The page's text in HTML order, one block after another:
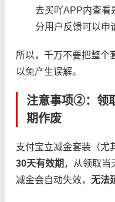
去买吖APP内查看
分用户反馈可以申
所以，千万不要把整个
以免产生误解。
注意事项②：领
期作废
支付宝立减金套装（尤
30天有效期 ，从领取当
减金会自动失效， 无法